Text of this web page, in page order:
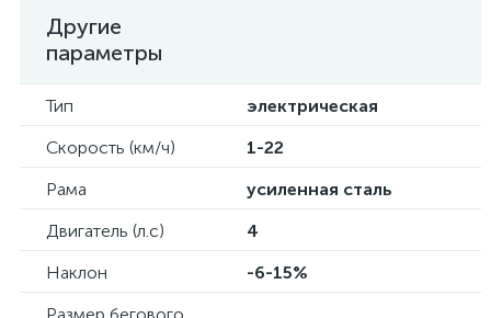
Другие
параметры
Тип
электрическая
Скорость (км/ч)
1-22
Рама
усиленная сталь
Двигатель (л.с)
4
Наклон
-6-15%